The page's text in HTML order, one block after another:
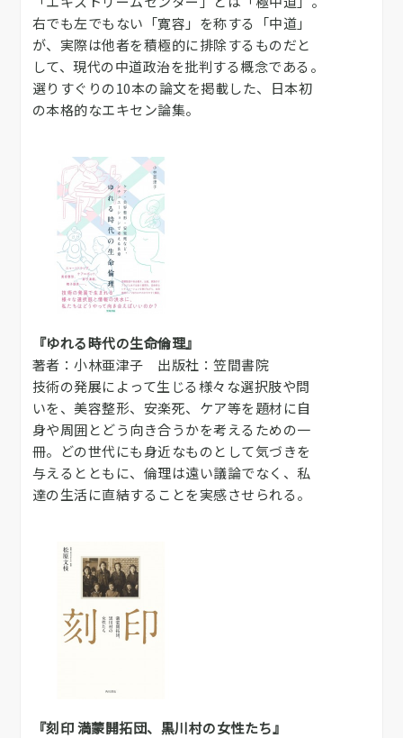
右でも左でもない「寛容」を称する「中道」
が、実際は他者を積極的に排除するものだと
して、現代の中道政治を批判する概念である。
選りすぐりの10本の論文を掲載した、日本初
の本格的なエキセン論集。
『ゆれる時代の生命倫理』
著者：小林亜津子 出版社：笠間書院
技術の発展によって生じる様々な選択肢や問
いを、美容整形、安楽死、ケア等を題材に自
身や周囲とどう向き合うかを考えるための一
冊。どの世代にも身近なものとして気づきを
与えるとともに、倫理は遠い議論でなく、私
達の生活に直結することを実感させられる。
『刻印 満蒙開拓団、黒川村の女性たち』